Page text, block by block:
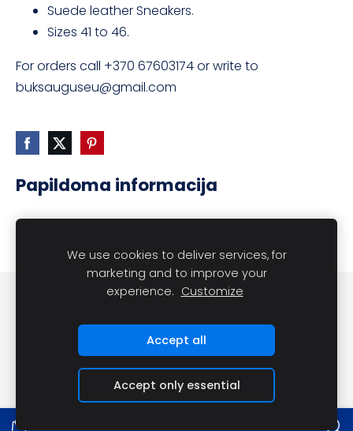
Papildoma informacija
Prekių pristatymas užsakymams nuo 100 eurų ir
Suede leather Sneakers.
Sizes 41 to 46.
For orders call +370 67603174 or write to
buksauguseu@gmail.com
Slapukai
We use cookies to deliver services, for
marketing and to improve your
experience. Customize
Accept all
Accept only essential